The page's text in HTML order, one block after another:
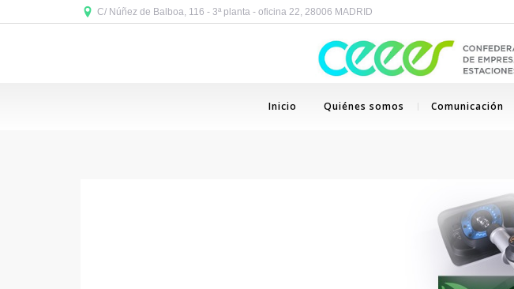
C/ Núñez de Balboa, 116 - 3ª planta - oficina 22, 28006 MADRID
Inicio Quiénes somos Comunicación